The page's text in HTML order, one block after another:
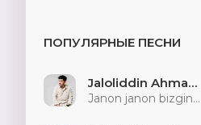
ПОПУЛЯРНЫЕ ПЕСНИ
Jaloliddin Ahmadaliyev
Janon janon bizginani sog'indilarmu